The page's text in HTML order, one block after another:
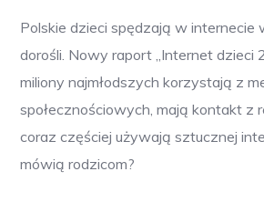
Polskie dzieci spędzają w internecie
dorośli. Nowy raport „Internet dzieci
miliony najmłodszych korzystają z
społecznościowych, mają kontakt z
coraz częściej używają sztucznej
mówią rodzicom?